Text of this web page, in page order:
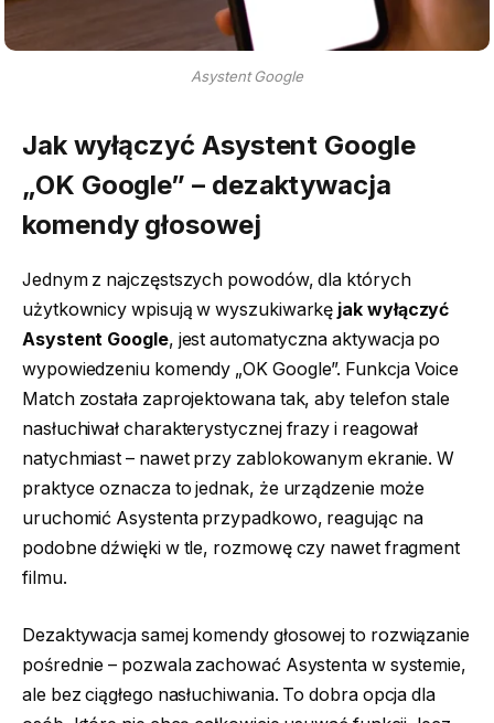
Asystent Google
Jak wyłączyć Asystent Google
„OK Google” – dezaktywacja
komendy głosowej
Jednym z najczęstszych powodów, dla których
użytkownicy wpisują w wyszukiwarkę jak wyłączyć
Asystent Google, jest automatyczna aktywacja po
wypowiedzeniu komendy „OK Google”. Funkcja Voice
Match została zaprojektowana tak, aby telefon stale
nasłuchiwał charakterystycznej frazy i reagował
natychmiast – nawet przy zablokowanym ekranie. W
praktyce oznacza to jednak, że urządzenie może
uruchomić Asystenta przypadkowo, reagując na
podobne dźwięki w tle, rozmowę czy nawet fragment
filmu.
Dezaktywacja samej komendy głosowej to rozwiązanie
pośrednie – pozwala zachować Asystenta w systemie,
ale bez ciągłego nasłuchiwania. To dobra opcja dla